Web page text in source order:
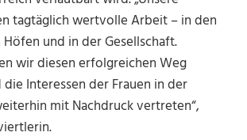
tagtäglich wertvolle Arbeit – in den
und in der Gesellschaft.
wir diesen erfolgreichen Weg
Interessen der Frauen in der
mit Nachdruck vertreten“,